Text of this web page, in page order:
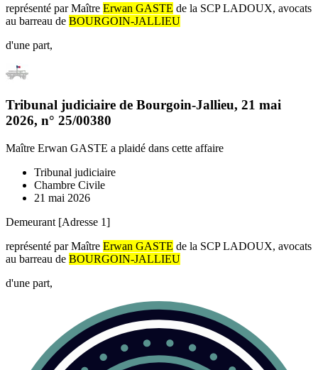
représenté par Maître Erwan GASTE de la SCP LADOUX, avocats
au barreau de BOURGOIN-JALLIEU
d'une part,
Tribunal judiciaire de Bourgoin-Jallieu, 21 mai
2026, n° 25/00380
Maître Erwan GASTE a plaidé dans cette affaire
Tribunal judiciaire
Chambre Civile
21 mai 2026
Demeurant [Adresse 1]
représenté par Maître Erwan GASTE de la SCP LADOUX, avocats
au barreau de BOURGOIN-JALLIEU
d'une part,